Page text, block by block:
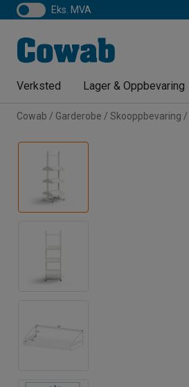
eks. MVA
Verksted Lager & Oppbevaring
Cowab Garderobe Skooppbevaring